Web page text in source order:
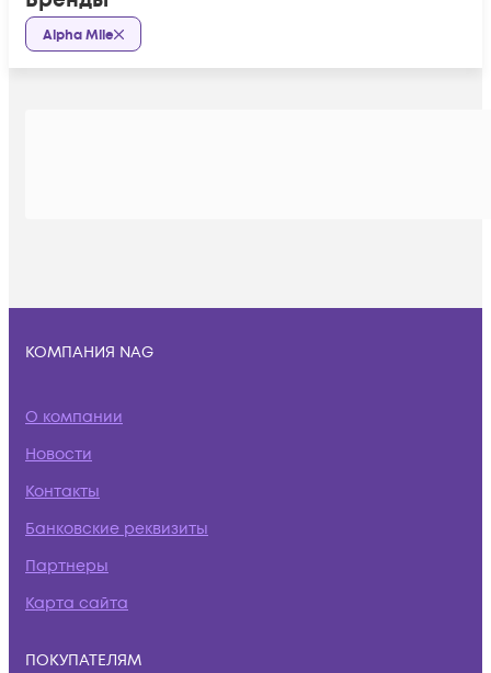
Alpha Mile
КОМПАНИЯ NAG
О компании
Новости
Контакты
Банковские реквизиты
Партнеры
Карта сайта
ПОКУПАТЕЛЯМ